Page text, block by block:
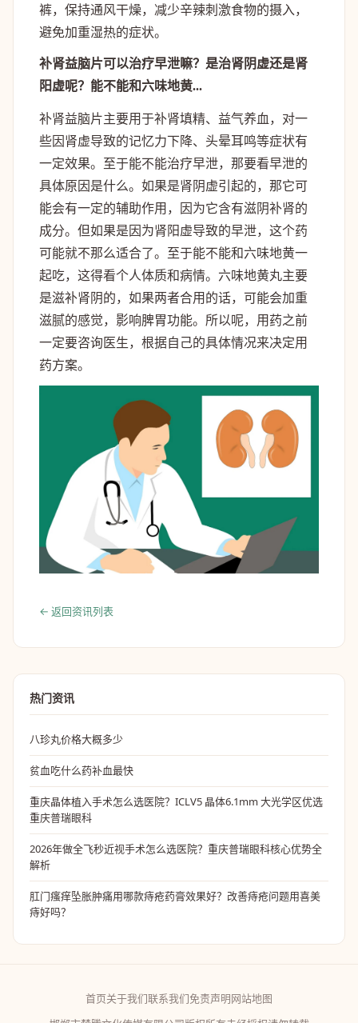
裤，保持通风干燥，减少辛辣刺激食物的摄入，
避免加重湿热的症状。
补肾益脑片可以治疗早泄嘛？是治肾阴虚还是肾
阳虚呢？能不能和六味地黄...
补肾益脑片主要用于补肾填精、益气养血，对一
些因肾虚导致的记忆力下降、头晕耳鸣等症状有
一定效果。至于能不能治疗早泄，那要看早泄的
具体原因是什么。如果是肾阴虚引起的，那它可
能会有一定的辅助作用，因为它含有滋阴补肾的
成分。但如果是因为肾阳虚导致的早泄，这个药
可能就不那么适合了。至于能不能和六味地黄一
起吃，这得看个人体质和病情。六味地黄丸主要
是滋补肾阴的，如果两者合用的话，可能会加重
滋腻的感觉，影响脾胃功能。所以呢，用药之前
一定要咨询医生，根据自己的具体情况来决定用
药方案。
← 返回资讯列表
热门资讯
八珍丸价格大概多少
贫血吃什么药补血最快
重庆晶体植入手术怎么选医院？ICLV5 晶体6.1mm 大光学区优选
重庆普瑞眼科
2026年做全飞秒近视手术怎么选医院？重庆普瑞眼科核心优势全
解析
肛门瘙痒坠胀肿痛用哪款痔疮药膏效果好？改善痔疮问题用喜美
痔好吗？
首页关于我们联系我们免责声明网站地图